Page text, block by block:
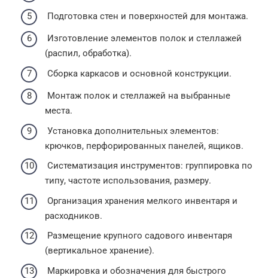
Подготовка стен и поверхностей для монтажа.
Изготовление элементов полок и стеллажей
(распил, обработка).
Сборка каркасов и основной конструкции.
Монтаж полок и стеллажей на выбранные
места.
Установка дополнительных элементов:
крючков, перфорированных панелей, ящиков.
Систематизация инструментов: группировка по
типу, частоте использования, размеру.
Организация хранения мелкого инвентаря и
расходников.
Размещение крупного садового инвентаря
(вертикальное хранение).
Маркировка и обозначения для быстрого